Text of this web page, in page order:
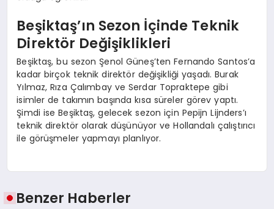
Beşiktaş’ın Sezon İçinde Teknik
Direktör Değişiklikleri
Beşiktaş, bu sezon Şenol Güneş’ten Fernando Santos’a
kadar birçok teknik direktör değişikliği yaşadı. Burak
Yılmaz, Rıza Çalımbay ve Serdar Topraktepe gibi
isimler de takımın başında kısa süreler görev yaptı.
Şimdi ise Beşiktaş, gelecek sezon için Pepijn Lijnders’ı
teknik direktör olarak düşünüyor ve Hollandalı çalıştırıcı
ile görüşmeler yapmayı planlıyor.
Benzer Haberler